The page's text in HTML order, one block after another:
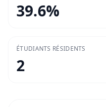
39.6%
ÉTUDIANTS RÉSIDENTS
2